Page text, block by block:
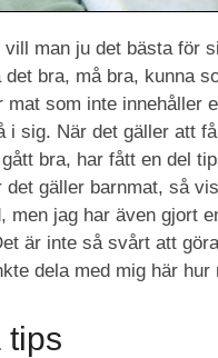
vill man ju det bästa för
bra, må bra, kunna
mat som inte innehåller
i sig. När det gäller att
bra, har fått en del
det gäller barnmat, så
men jag har även gjort
är inte så svårt att
dela med mig här hur
tips